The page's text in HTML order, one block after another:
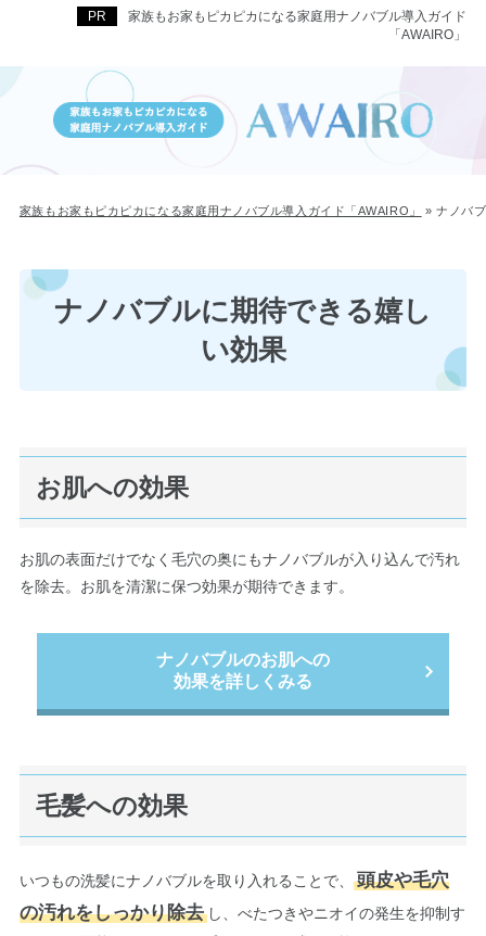
家族もお家もピカピカになる家庭用ナノバブル導入ガイド
「AWAIRO」
家族もお家もピカピカになる家庭用ナノバブル導入ガイド「AWAIRO」 »ナノバ
ナノバブルに期待できる嬉し
い効果
お肌への効果
お肌の表面だけでなく毛穴の奥にもナノバブルが入り込んで汚れ
を除去。お肌を清潔に保つ効果が期待できます。
ナノバブルのお肌への
効果を詳しくみる
毛髪への効果
いつもの洗髪にナノバブルを取り入れることで、
頭皮や毛穴
の汚れをしっかり除去し、べたつきやニオイの発生を抑制す